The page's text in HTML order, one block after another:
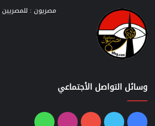
مصريون :
وسائل التواصل الأجتماعي
فيسبوك
تويتر يوتيوبانستقرامواتساب